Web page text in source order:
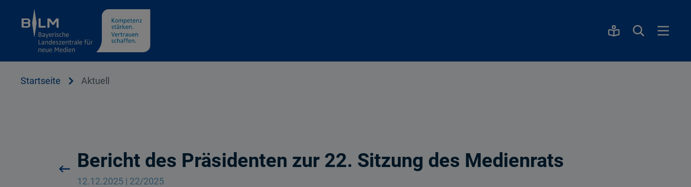
Cookie Hinweis
Startseite Aktuell
Bericht des Präsidenten zur 22. Sitzung des Medienrats
12.12.2025 | 22/2025